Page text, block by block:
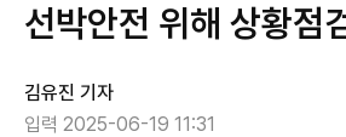
선박안전 위해 상황점
김유진 기자
입력 2025-06-19 11:31